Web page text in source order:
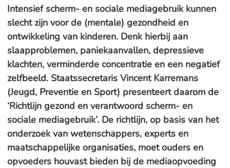
Intensief scherm- en sociale mediagebruik kunnen
slecht zijn voor de (mentale) gezondheid en
ontwikkeling van kinderen. Denk hierbij aan
slaapproblemen, paniekaanvallen, depressieve
klachten, verminderde concentratie en een negatief
zelfbeeld. Staatssecretaris Vincent Karremans
(Jeugd, Preventie en Sport) presenteert daarom de
‘Richtlijn gezond en verantwoord scherm- en
sociale mediagebruik’. De richtlijn, op basis van het
onderzoek van wetenschappers, experts en
maatschappelijke organisaties, moet ouders en
opvoeders houvast bieden bij de mediaopvoeding